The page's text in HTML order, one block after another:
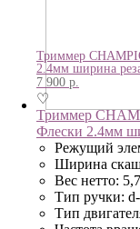
Триммер
2.4мм ширина
7 900 р.
♡
Триммер
Флески 2.4мм
Режущий
Ширина
Вес нетто:
Тип ручки: d-
Тип